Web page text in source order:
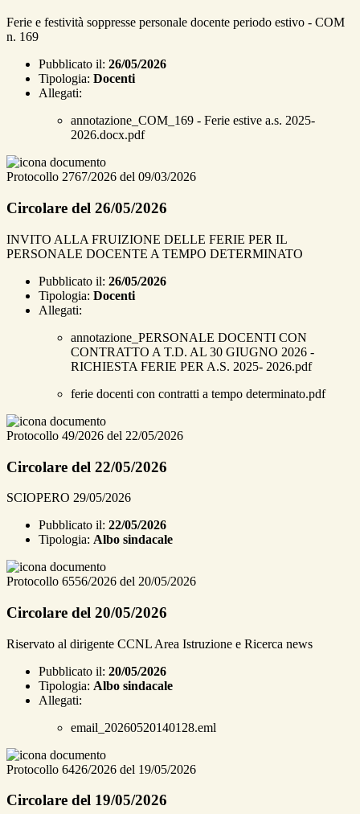
Ferie e festività soppresse personale docente periodo estivo - COM
n. 169
Pubblicato il: 26/05/2026
Tipologia: Docenti
Allegati:
annotazione_COM_169 - Ferie estive a.s. 2025-
2026.docx.pdf
Protocollo 2767/2026 del 09/03/2026
Circolare del 26/05/2026
INVITO ALLA FRUIZIONE DELLE FERIE PER IL
PERSONALE DOCENTE A TEMPO DETERMINATO
Pubblicato il: 26/05/2026
Tipologia: Docenti
Allegati:
annotazione_PERSONALE DOCENTI CON
CONTRATTO A T.D. AL 30 GIUGNO 2026 -
RICHIESTA FERIE PER A.S. 2025- 2026.pdf
ferie docenti con contratti a tempo determinato.pdf
Protocollo 49/2026 del 22/05/2026
Circolare del 22/05/2026
SCIOPERO 29/05/2026
Pubblicato il: 22/05/2026
Tipologia: Albo sindacale
Protocollo 6556/2026 del 20/05/2026
Circolare del 20/05/2026
Riservato al dirigente CCNL Area Istruzione e Ricerca news
Pubblicato il: 20/05/2026
Tipologia: Albo sindacale
Allegati:
email_20260520140128.eml
Protocollo 6426/2026 del 19/05/2026
Circolare del 19/05/2026